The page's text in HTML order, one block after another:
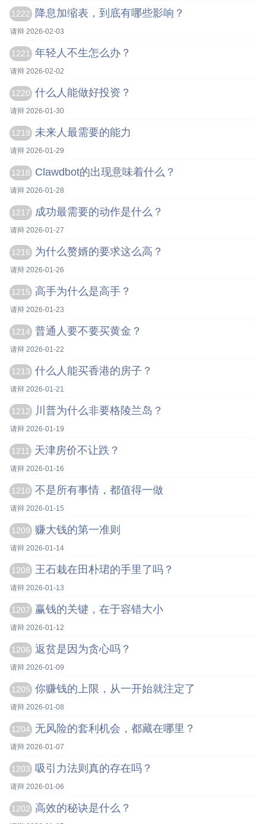
1222 降息加缩表，到底有哪些影响？
请辩 2026-02-03
1221 年轻人不生怎么办？
请辩 2026-02-02
1220 什么人能做好投资？
请辩 2026-01-30
1219 未来人最需要的能力
请辩 2026-01-29
1218 Clawdbot的出现意味着什么？
请辩 2026-01-28
1217 成功最需要的动作是什么？
请辩 2026-01-27
1216 为什么赘婿的要求这么高？
请辩 2026-01-26
1215 高手为什么是高手？
请辩 2026-01-23
1214 普通人要不要买黄金？
请辩 2026-01-22
1213 什么人能买香港的房子？
请辩 2026-01-21
1212 川普为什么非要格陵兰岛？
请辩 2026-01-19
1211 天津房价不让跌？
请辩 2026-01-16
1210 不是所有事情，都值得一做
请辩 2026-01-15
1209 赚大钱的第一准则
请辩 2026-01-14
1208 王石栽在田朴珺的手里了吗？
请辩 2026-01-13
1207 赢钱的关键，在于容错大小
请辩 2026-01-12
1206 返贫是因为贪心吗？
请辩 2026-01-09
1205 你赚钱的上限，从一开始就注定了
请辩 2026-01-08
1204 无风险的套利机会，都藏在哪里？
请辩 2026-01-07
1203 吸引力法则真的存在吗？
请辩 2026-01-06
1202 高效的秘诀是什么？